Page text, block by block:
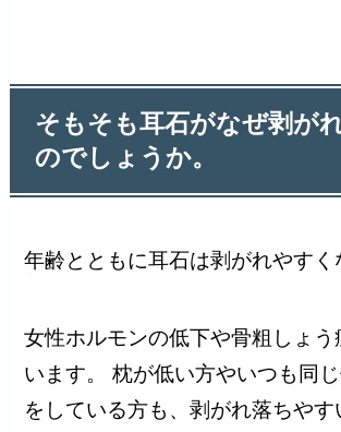
そもそも耳石がなぜ剥が
のでしょうか。
年齢とともに耳石は剥がれやすく
女性ホルモンの低下や骨粗しょう
います。 枕が低い方やいつも同
をしている方も、剥がれ落ちやす